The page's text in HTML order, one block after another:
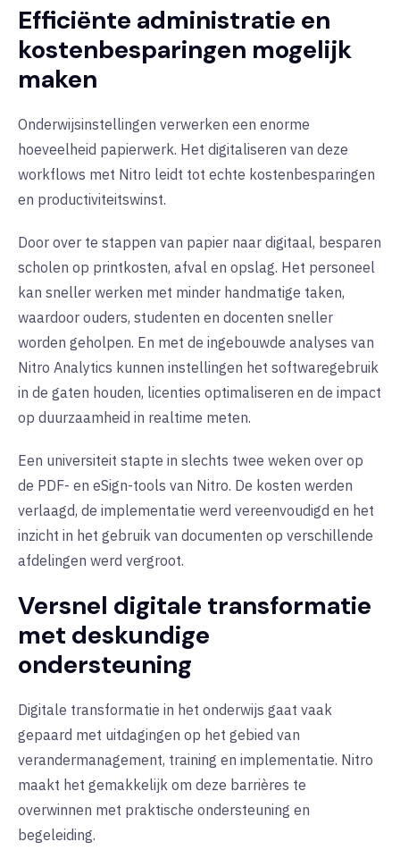
Efficiënte administratie en
kostenbesparingen mogelijk
maken
Onderwijsinstellingen verwerken een enorme
hoeveelheid papierwerk. Het digitaliseren van deze
workflows met Nitro leidt tot echte kostenbesparingen
en productiviteitswinst.
Door over te stappen van papier naar digitaal, besparen
scholen op printkosten, afval en opslag. Het personeel
kan sneller werken met minder handmatige taken,
waardoor ouders, studenten en docenten sneller
worden geholpen. En met de ingebouwde analyses van
Nitro Analytics kunnen instellingen het softwaregebruik
in de gaten houden, licenties optimaliseren en de impact
op duurzaamheid in realtime meten.
Een universiteit stapte in slechts twee weken over op
de PDF- en eSign-tools van Nitro. De kosten werden
verlaagd, de implementatie werd vereenvoudigd en het
inzicht in het gebruik van documenten op verschillende
afdelingen werd vergroot.
Versnel digitale transformatie
met deskundige
ondersteuning
Digitale transformatie in het onderwijs gaat vaak
gepaard met uitdagingen op het gebied van
verandermanagement, training en implementatie. Nitro
maakt het gemakkelijk om deze barrières te
overwinnen met praktische ondersteuning en
begeleiding.